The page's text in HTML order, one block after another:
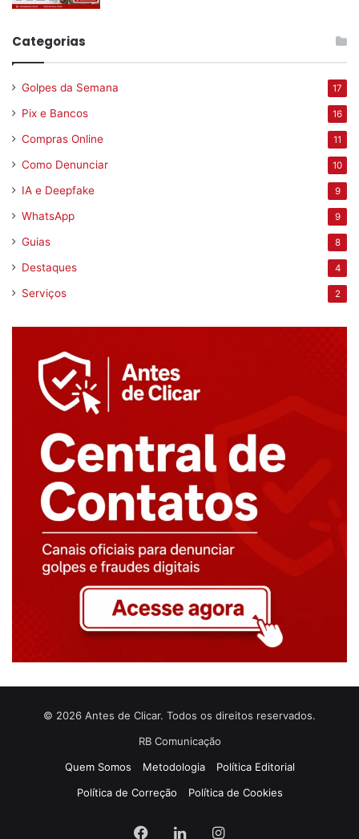
Categorias
Golpes da Semana 17
Pix e Bancos 16
Compras Online 11
Como Denunciar 10
IA e Deepfake 9
WhatsApp 9
Guias 8
Destaques 4
Serviços 2
© 2026 Antes de Clicar. Todos os direitos reservados.
RB Comunicação
Quem Somos
Metodologia
Política Editorial
Política de Correção
Política de Cookies
Facebook
LinkedinInstagram